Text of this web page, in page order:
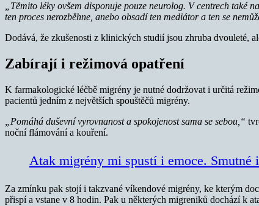
„Těmito léky ovšem disponuje pouze neurolog. V centrech
ten proces nerozběhne, anebo obsadí ten mediátor a ten se
Dodává, že zkušenosti z klinických studií jsou zhruba dvouleté,
Zabírají i režimová opatření
K farmakologické léčbě migrény je nutné dodržovat i určitá
pacientů jedním z největších spouštěčů migrény.
„Pomáhá duševní vyrovnanost a spokojenost sama se sebou,“
noční flámování a kouření.
Atak migrény mi spustí i emoce. Smutné
Za zmínku pak stojí i takzvané víkendové migrény, ke kterým
přispí a vstane v 8 hodin. Pak u některých migreniků dochází k